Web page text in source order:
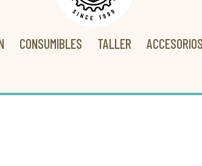
CONSUMIBLES TALLER ACCESORIOS